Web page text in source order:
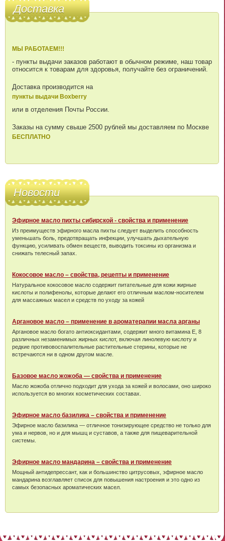
Доставка
МЫ РАБОТАЕМ!!!
- пункты выдачи заказов работают в обычном режиме, наш товар
относится к товарам для здоровья, получайте без ограничений.
Доставка производится на
пункты выдачи Boxberry
или в отделения Почты России.
Заказы на сумму свыше 2500 рублей мы доставляем по Москве
БЕСПЛАТНО
Новости
Эфирное масло пихты сибирской - свойства и применение
Из преимуществ эфирного масла пихты следует выделить способность
уменьшать боль, предотвращать инфекции, улучшать дыхательную
функцию, усиливать обмен веществ, выводить токсины из организма и
снижать телесный запах.
Кокосовое масло – свойства, рецепты и применение
Натуральное кокосовое масло содержит питательные для кожи жирные
кислоты и полифенолы, которые делают его отличным маслом-носителем
для массажных масел и средств по уходу за кожей
Аргановое масло – применение в ароматерапии масла арганы
Аргановое масло богато антиоксидантами, содержит много витамина Е, 8
различных незаменимых жирных кислот, включая линолевую кислоту и
редкие противовоспалительные растительные стерины, которые не
встречаются ни в одном другом масле.
Базовое масло жожоба — свойства и применение
Масло жожоба отлично подходит для ухода за кожей и волосами, оно широко
используется во многих косметических составах.
Эфирное масло базилика – свойства и применение
Эфирное масло базилика — отличное тонизирующее средство не только для
ума и нервов, но и для мышц и суставов, а также для пищеварительной
системы.
Эфирное масло мандарина – свойства и применение
Мощный антидепрессант, как и большинство цитрусовых, эфирное масло
мандарина возглавляет список для повышения настроения и это одно из
самых безопасных ароматических масел.